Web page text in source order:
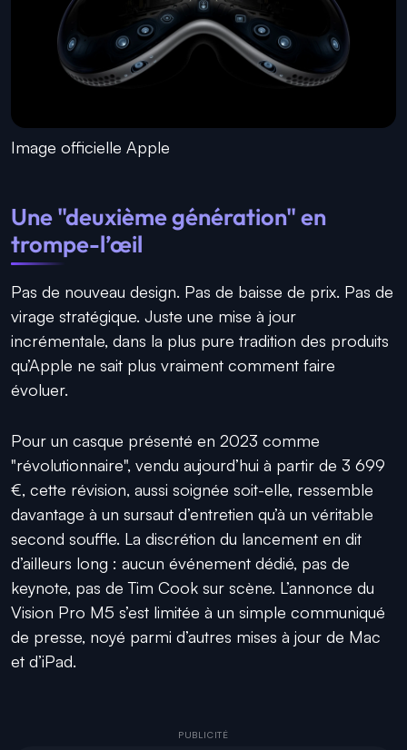
Image officielle Apple
Une "deuxième génération" en
trompe-l’œil
Pas de nouveau design. Pas de baisse de prix. Pas de
virage stratégique. Juste une mise à jour
incrémentale, dans la plus pure tradition des produits
qu’Apple ne sait plus vraiment comment faire
évoluer.
Pour un casque présenté en 2023 comme
"révolutionnaire", vendu aujourd’hui à partir de 3 699
€, cette révision, aussi soignée soit-elle, ressemble
davantage à un sursaut d’entretien qu’à un véritable
second souffle. La discrétion du lancement en dit
d’ailleurs long : aucun événement dédié, pas de
keynote, pas de Tim Cook sur scène. L’annonce du
Vision Pro M5 s’est limitée à un simple communiqué
de presse, noyé parmi d’autres mises à jour de Mac
et d’iPad.